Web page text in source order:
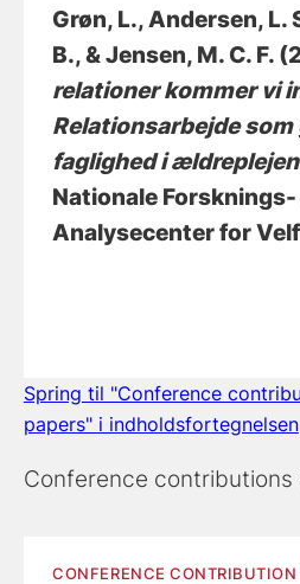
Grøn, L., Andersen, L.
B., & Jensen, M. C. F.
relationer kommer vi
Relationsarbejde
faglighed i ældreplejen
Nationale
Analysecenter for
Spring til "Conference
papers" i indholdsfortegnelsen
Conference contributions
CONFERENCE CONTRIBUTION